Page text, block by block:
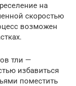
на
скоростью
возможен
тли —
избавиться
поместить